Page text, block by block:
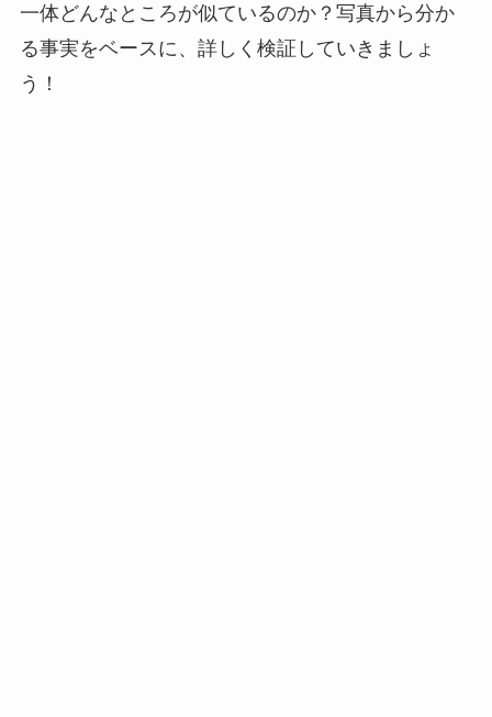
一体どんなところが似ているのか？写真から分か
る事実をベースに、詳しく検証していきましょ
う！